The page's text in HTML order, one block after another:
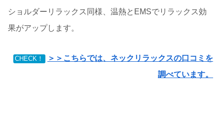
ショルダーリラックス同様、温熱とEMSでリラックス効
果がアップします。
CHECK！
＞＞こちらでは、ネックリラックスの口コミを
調べています。